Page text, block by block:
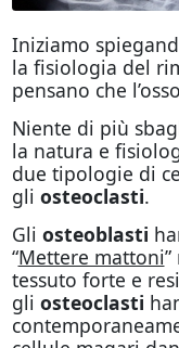
Iniziamo
la fisiologia del
pensano che
Niente di più
la natura e
due tipologie di
gli osteoclasti.
Gli osteoblasti
“Mettere mattoni
tessuto forte e
gli osteoclasti